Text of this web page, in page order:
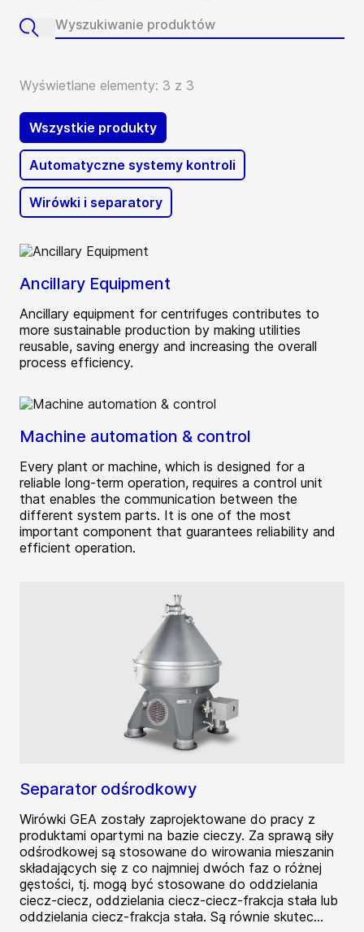
Wyświetlane elementy: 3 z 3
Wszystkie produkty
Automatyczne systemy kontroli
Wirówki i separatory
Ancillary Equipment
Ancillary equipment for centrifuges contributes to
more sustainable production by making utilities
reusable, saving energy and increasing the overall
process efficiency.
Machine automation & control
Every plant or machine, which is designed for a
reliable long-term operation, requires a control unit
that enables the communication between the
different system parts. It is one of the most
important component that guarantees reliability and
efficient operation.
Separator odśrodkowy
Wirówki GEA zostały zaprojektowane do pracy z
produktami opartymi na bazie cieczy. Za sprawą siły
odśrodkowej są stosowane do wirowania mieszanin
składających się z co najmniej dwóch faz o różnej
gęstości, tj. mogą być stosowane do oddzielania
ciecz-ciecz, oddzielania ciecz-ciecz-frakcja stała lub
oddzielania ciecz-frakcja stała. Są równie skutec...